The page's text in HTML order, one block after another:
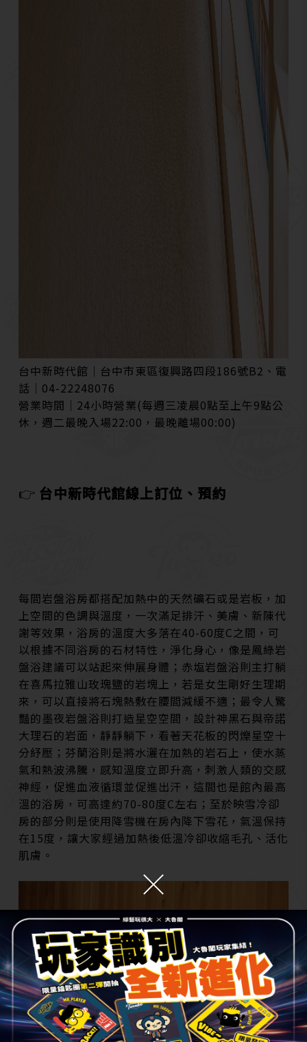
台中新時代館│台中市東區復興路四段186號B2、電
話│ 04-22248076
營業時間│24小時營業(每週三凌晨0點至上午9點公
休，週二最晚入場22:00，最晚離場00:00)
👉 台中新時代館線上訂位、預約
每間岩盤浴房都搭配加熱中的天然礦石或是岩板，加
上空間的色調與溫度，一次滿足排汗、美膚、新陳代
謝等效果，浴房的溫度大多落在40-60度C之間，可
以根據不同浴房的石材特性，淨化身心，像是鳳綠岩
盤浴建議可以站起來伸展身體；赤塩岩盤浴則主打躺
在喜馬拉雅山玫瑰鹽的岩塊上，若是女生剛好生理期
來，可以直接將石塊熱敷在腰間減緩不適；最令人驚
豔的墨夜岩盤浴則打造星空空間，設計神黑石與帝諾
大理石的岩面，靜靜躺下，看著天花板的閃爍星空十
分紓壓；芬蘭浴則是將水灑在加熱的岩石上，使水蒸
氣和熱波沸騰，感知溫度立即升高，刺激人類的交感
神經，促進血液循環並促進出汗，這間也是館內最高
溫的浴房，可高達約70-80度C左右；至於映雪冷卻
房的部分則是使用降雪機在房內降下雪花，氣溫保持
在15度，讓大家經過加熱後低溫冷卻收縮毛孔、活化
肌膚。